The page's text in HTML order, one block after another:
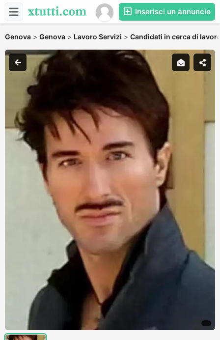
Inserisci un annuncio
Genova > Genova > Lavoro Servizi > Candidati in cerca di